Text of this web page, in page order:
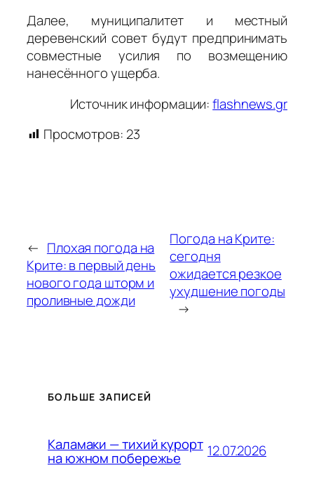
Далее, муниципалитет и местный
деревенский совет будут предпринимать
совместные усилия по возмещению
нанесённого ущерба.
Источник информации:flashnews.gr
Просмотров: 23
← Плохая погода на
Крите: в первый день
нового года шторм и
проливные дожди
Погода на Крите:
сегодня
ожидается резкое
ухудшение погоды
→
БОЛЬШЕ ЗАПИСЕЙ
Каламаки — тихий курорт
на южном побережье 12.07.2026